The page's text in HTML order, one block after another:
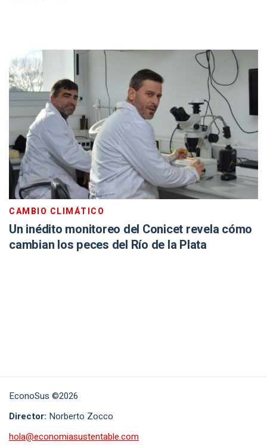
CAMBIO CLIMÁTICO
Un inédito monitoreo del Conicet revela cómo
cambian los peces del Río de la Plata
This site is protected by reCAPTCHA and the